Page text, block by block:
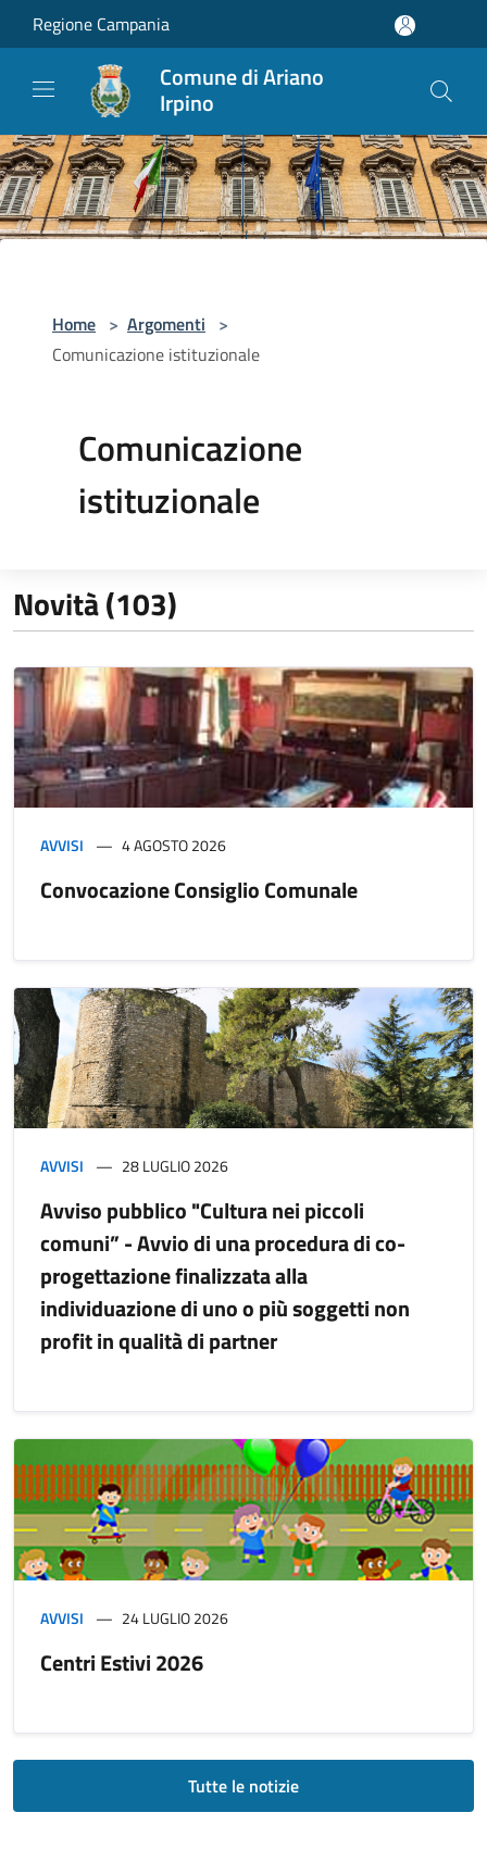
Salta al contenuto principale
Regione Campania
Comune di Ariano
Irpino
Home > Argomenti >
Comunicazione istituzionale
Comunicazione
istituzionale
Novità (103)
AVVISI 4 AGOSTO 2026
Convocazione Consiglio Comunale
AVVISI 28 LUGLIO 2026
Avviso pubblico "Cultura nei piccoli
comuni” - Avvio di una procedura di co-
progettazione finalizzata alla
individuazione di uno o più soggetti non
profit in qualità di partner
AVVISI 24 LUGLIO 2026
Centri Estivi 2026
Tutte le notizie